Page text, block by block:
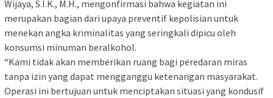
Wijaya, S.I.K., M.H., mengonfirmasi bahwa kegiatan ini
merupakan bagian dari upaya preventif kepolisian untuk
menekan angka kriminalitas yang seringkali dipicu oleh
konsumsi minuman beralkohol.
“Kami tidak akan memberikan ruang bagi peredaran miras
tanpa izin yang dapat mengganggu ketenangan masyarakat.
Operasi ini bertujuan untuk menciptakan situasi yang kondusif